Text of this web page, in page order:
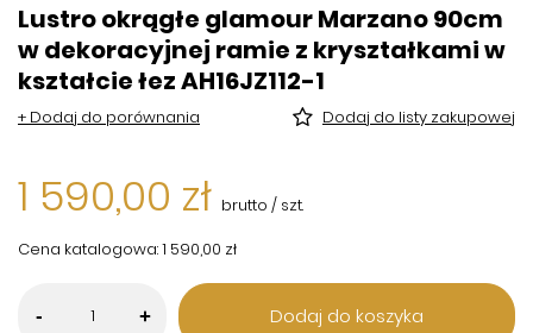
Lustro okrągłe glamour Marzano 90cm
w dekoracyjnej ramie z kryształkami w
kształcie łez AH16JZ112-1
+ Dodaj do porównania Dodaj do listy zakupowej
1 590,00 zł brutto / szt.
Cena katalogowa:1 590,00 zł
- + Dodaj do koszyka